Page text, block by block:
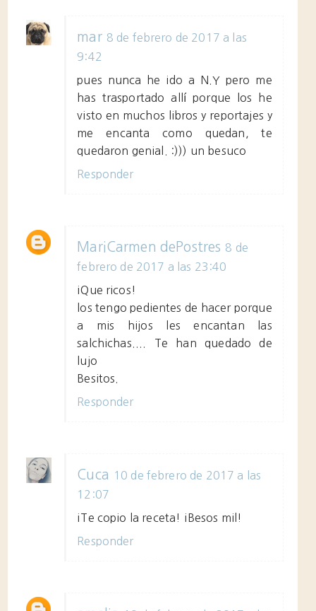
mar 8 de febrero de 2017 a las
9:42
pues nunca he ido a N.Y pero me
has trasportado allí porque los he
visto en muchos libros y reportajes y
me encanta como quedan, te
quedaron genial. :))) un besuco
Responder
MariCarmen dePostres 8 de
febrero de 2017 a las 23:40
¡Que ricos!
los tengo pedientes de hacer porque
a mis hijos les encantan las
salchichas.... Te han quedado de
lujo
Besitos.
Responder
Cuca
10 de febrero de 2017 a las
12:07
¡Te copio la receta! ¡Besos mil!
Responder